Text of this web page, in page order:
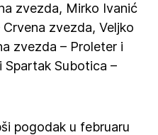
zvezda, Mirko Ivanić
zvezda, Veljko
zvezda – Proleter i
Spartak Subotica –
pogodak u februaru